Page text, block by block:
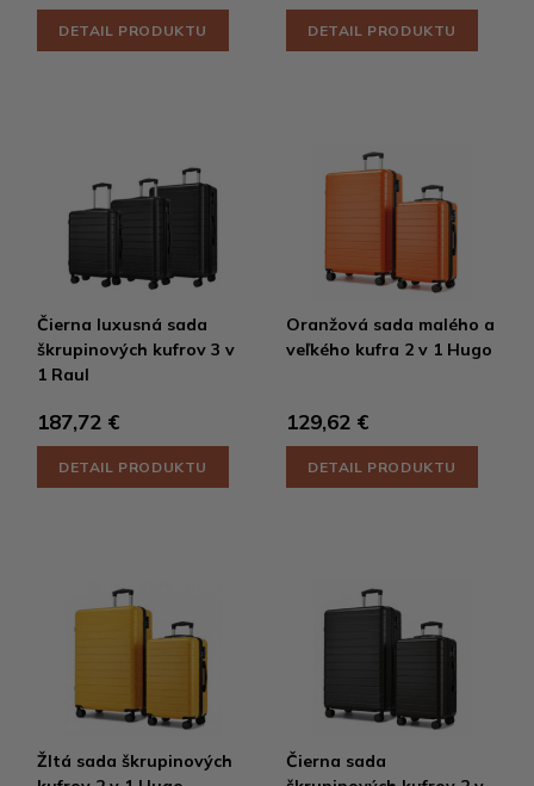
DETAIL PRODUKTU DETAIL PRODUKTU
Čierna luxusná sada
škrupinových kufrov 3 v
1 Raul
187,72 €
DETAIL PRODUKTU
Oranžová sada malého a
veľkého kufra 2 v 1 Hugo
129,62 €
DETAIL PRODUKTU
Žltá sada škrupinových
Čierna sada